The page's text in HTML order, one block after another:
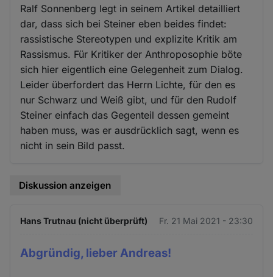
Ralf Sonnenberg legt in seinem Artikel detailliert
dar, dass sich bei Steiner eben beides findet:
rassistische Stereotypen und explizite Kritik am
Rassismus. Für Kritiker der Anthroposophie böte
sich hier eigentlich eine Gelegenheit zum Dialog.
Leider überfordert das Herrn Lichte, für den es
nur Schwarz und Weiß gibt, und für den Rudolf
Steiner einfach das Gegenteil dessen gemeint
haben muss, was er ausdrücklich sagt, wenn es
nicht in sein Bild passt.
Diskussion anzeigen
Hans Trutnau (nicht überprüft) Fr. 21 Mai 2021 - 23:30
Abgründig, lieber Andreas!